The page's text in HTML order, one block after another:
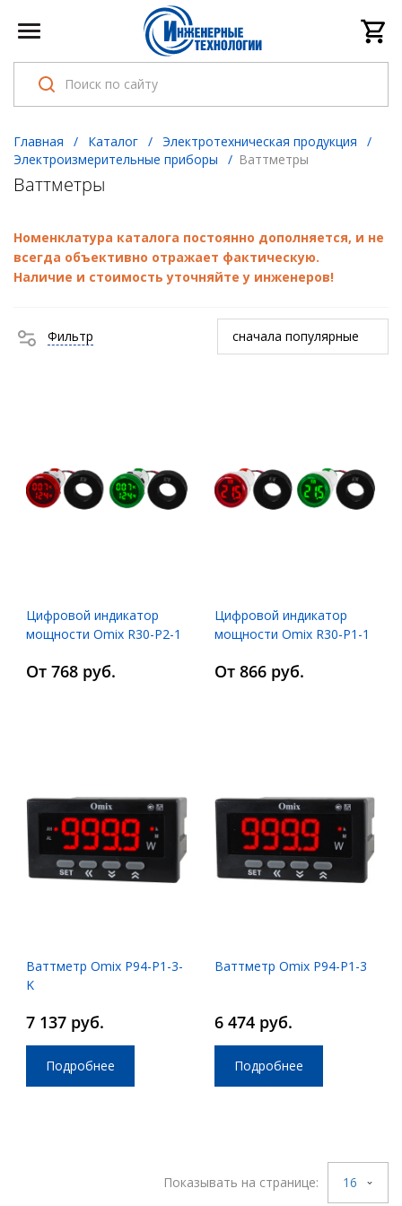
Главная / Каталог / Электротехническая продукция
/
Электроизмерительные приборы
/ Ваттметры
Ваттметры
Номенклатура каталога постоянно дополняется, и не
всегда объективно отражает фактическую.
Наличие и стоимость уточняйте у инженеров!
Фильтр
Цифровой индикатор
мощности Omix R30-P2-1
От 768 руб.
Цифровой индикатор
мощности Omix R30-P1-1
От 866 руб.
Ваттметр Omix P94-P1-3-
K
7 137 руб.
Подробнее
Ваттметр Omix P94-P1-3
6 474 руб.
Подробнее
Показывать на странице: 16